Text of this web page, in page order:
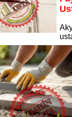
sanat eseri
bölgesine özel
taş döşeme